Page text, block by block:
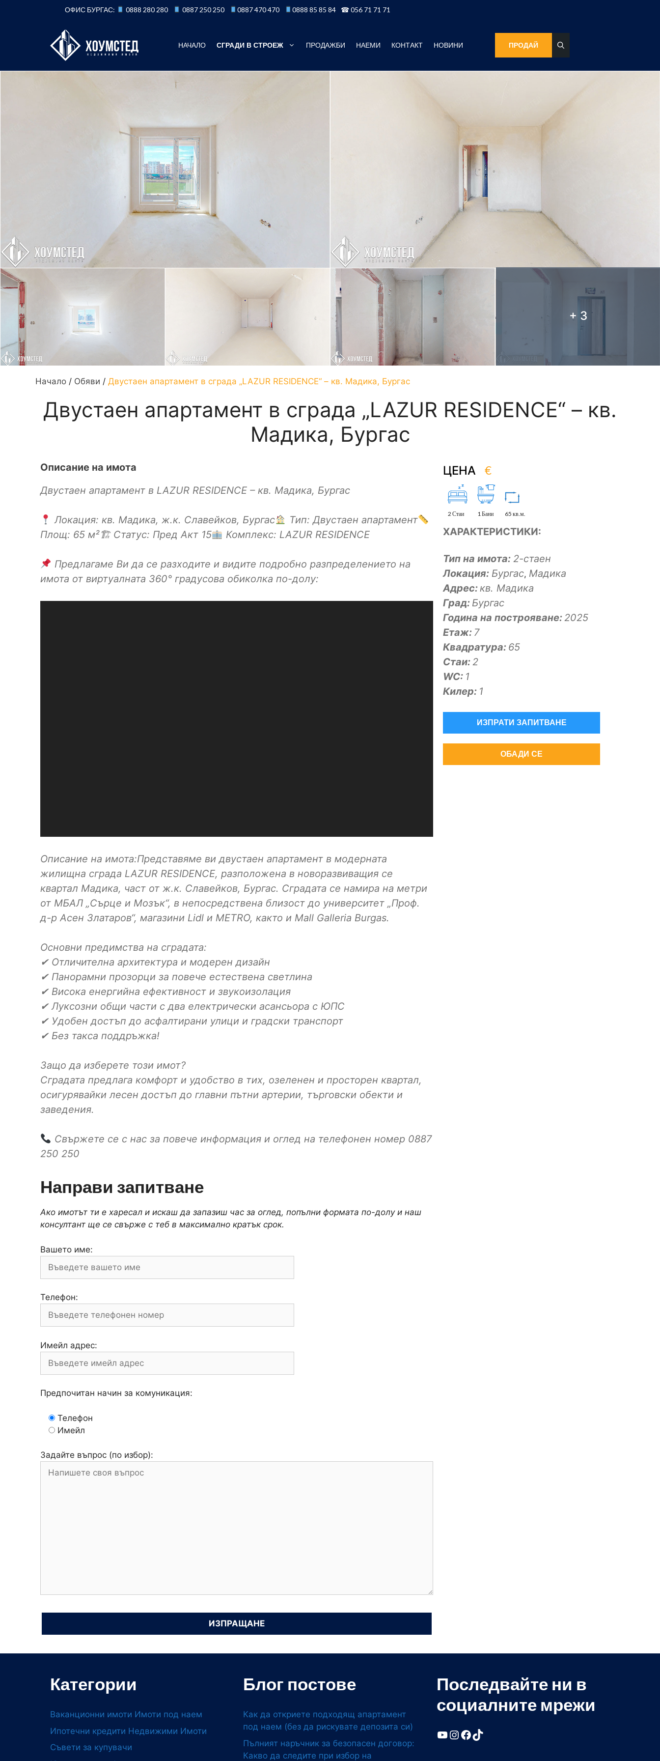
ОФИС БУРГАС: 0888 280 280 0887 250 250 0887 470 470 0888 85 85 84 ☎ 056 71 71 71
НАЧАЛО СГРАДИ В СТРОЕЖ ПРОДАЖБИ НАЕМИ КОНТАКТ НОВИНИ ПРОДАЙ
+ 3
Начало / Обяви / Двустаен апартамент в сграда „LAZUR RESIDENCE“ – кв. Мадика, Бургас
Двустаен апартамент в сграда „LAZUR RESIDENCE“ – кв.
Мадика, Бургас
Описание на имота
Двустаен апартамент в LAZUR RESIDENCE – кв. Мадика, Бургас
Локация: кв. Мадика, ж.к. Славейков, Бургас
Тип: Двустаен апартамент
Площ: 65 м²🏗 Статус: Пред Акт 15
Комплекс: LAZUR RESIDENCE
Предлагаме Ви да се разходите и видите подробно разпределението на
имота от виртуалната 360° градусова обиколка по-долу:
Описание на имота:Представяме ви двустаен апартамент в модерната
жилищна сграда LAZUR RESIDENCE, разположена в новоразвиващия се
квартал Мадика, част от ж.к. Славейков, Бургас. Сградата се намира на метри
от МБАЛ „Сърце и Мозък“, в непосредствена близост до университет „Проф.
д-р Асен Златаров“, магазини Lidl и METRO, както и Mall Galleria Burgas.
Основни предимства на сградата:
✔ Отличителна архитектура и модерен дизайн
✔ Панорамни прозорци за повече естествена светлина
✔ Висока енергийна ефективност и звукоизолация
✔ Луксозни общи части с два електрически асансьора с ЮПС
✔ Удобен достъп до асфалтирани улици и градски транспорт
✔ Без такса поддръжка!
Защо да изберете този имот?
Сградата предлага комфорт и удобство в тих, озеленен и просторен квартал,
осигурявайки лесен достъп до главни пътни артерии, търговски обекти и
заведения.
Свържете се с нас за повече информация и оглед на телефонен номер 0887
250 250
Направи запитване
Ако имотът ти е харесал и искаш да запазиш час за оглед, попълни формата по-долу и наш
консултант ще се свърже с теб в максимално кратък срок.
Вашето име:
Телефон:
Имейл адрес:
Предпочитан начин за комуникация:
Телефон
Имейл
Задайте въпрос (по избор):
ЦЕНА €
2 Стаи 1 Бани 65 кв.м.
ХАРАКТЕРИСТИКИ:
Тип на имота: 2-стаен
Локация: Бургас, Мадика
Адрес:кв. Мадика
Град: Бургас
Година на построяване:2025
Eтаж: 7
Квадратура: 65
Стаи:2
WC: 1
Килер: 1
ИЗПРАТИ ЗАПИТВАНЕ
ОБАДИ СЕ
Категории
Ваканционни имоти Имоти под наем
Ипотечни кредити Недвижими Имоти
Съвети за купувачи
Блог постове
Как да откриете подходящ апартамент
под наем (без да рискувате депозита си)
Пълният наръчник за безопасен договор:
Какво да следите при избор на
Последвайте ни в
социалните мрежи
YouTube
Instagram
Facebook
TikTok